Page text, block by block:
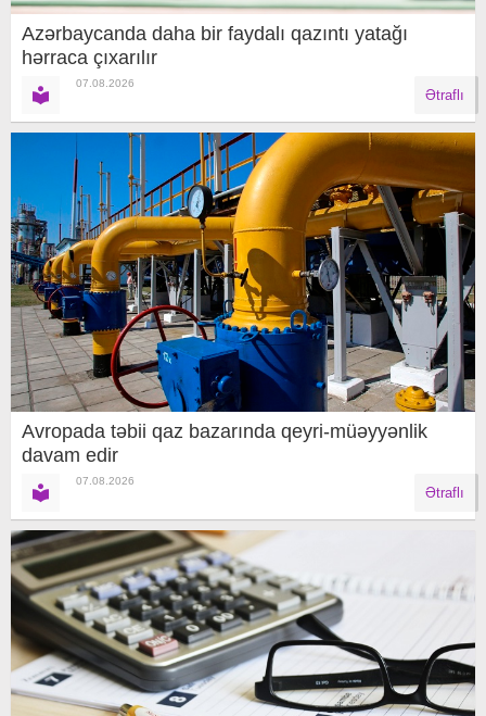
Azərbaycanda daha bir faydalı qazıntı yatağı
hərraca çıxarılır
07.08.2026
Ətraflı
Avropada təbii qaz bazarında qeyri-müəyyənlik
davam edir
07.08.2026
Ətraflı